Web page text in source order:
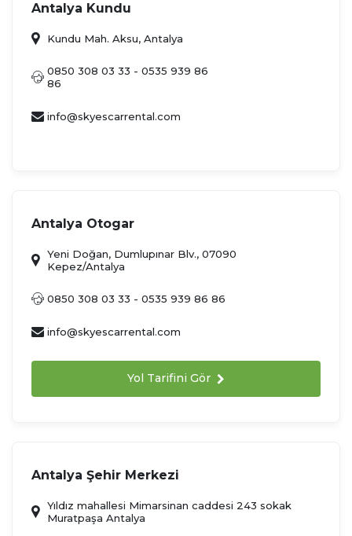
Antalya Kundu
Kundu Mah. Aksu, Antalya
0850 308 03 33 - 0535 939 86
86
info@skyescarrental.com
Antalya Otogar
Yeni Doğan, Dumlupınar Blv., 07090
Kepez/Antalya
0850 308 03 33 - 0535 939 86 86
info@skyescarrental.com
Yol Tarifini Gör
Antalya Şehir Merkezi
Yıldız mahallesi Mimarsinan caddesi 243 sokak
Muratpaşa Antalya